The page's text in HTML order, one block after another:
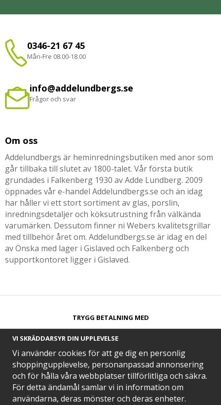
0346-21 67 45
Mån-Fre 08.00-18.00
info@addelundbergs.se
Frågor och svar
Om oss
Addelundbergs är heminredningsbutiken med anor som
går tillbaka till slutet av 1800-talet. Vår första butik
grundades i Falkenberg 1930 av Adde Lundberg. 2009
öppnades vår e-handel Addelundbergs.se och än idag
har håller vi ett stort sortiment av glas, porslin,
inredningsdetaljer och köksutrustning från välkända
varumärken. Dessutom finner ni Webers kvalitetsgrillar
med tillbehör året om. Addelundbergs.se är idag en del
av Önska med lager i Gislaved och Falkenberg och
supportkontoret ligger i Gislaved.
TRYGG BETALNING MED​
SNABB LEVERANS MED
VI SKRÄDDARSYR DIN UPPLEVELSE
Vi använder cookies för att ge dig en personlig
shoppingupplevelse, personanpassad annonsering
och för hålla våra webbplatser tillförlitliga och säkra.
För detta ändamål samlar vi in information om
användarna, deras mönster och deras enheter.